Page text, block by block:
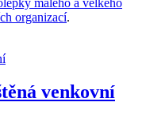
organizací.
venkovní